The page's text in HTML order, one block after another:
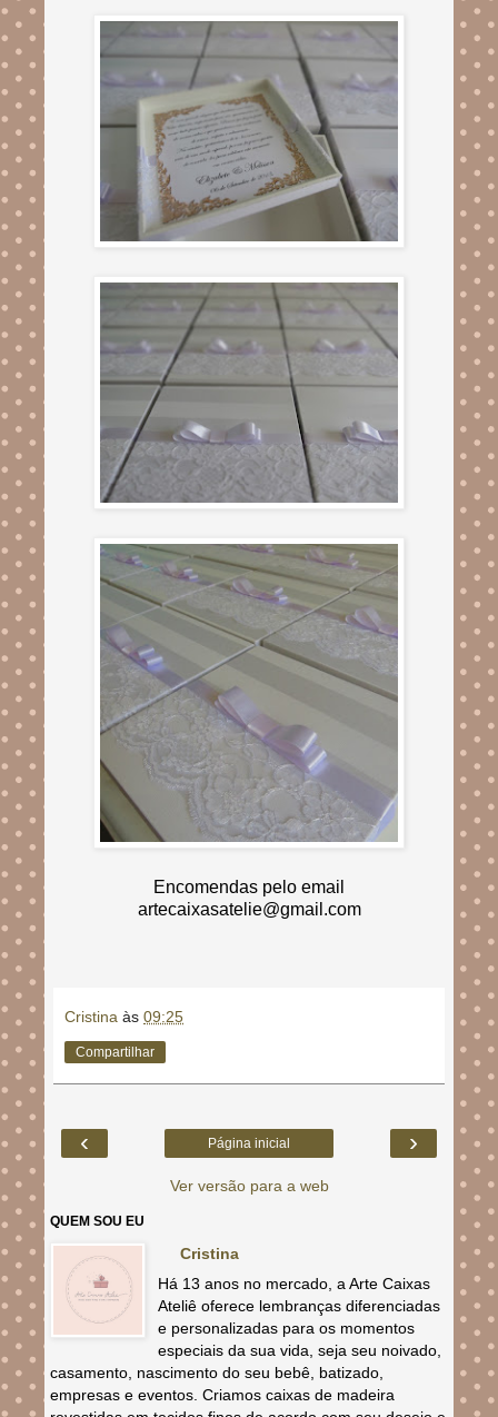
Encomendas pelo email
artecaixasatelie@gmail.com
Cristina às 09:25
Compartilhar
‹ ›
Página inicial
Ver versão para a web
QUEM SOU EU
Cristina
Há 13 anos no mercado, a Arte Caixas
Ateliê oferece lembranças diferenciadas
e personalizadas para os momentos
especiais da sua vida, seja seu noivado,
casamento, nascimento do seu bebê, batizado,
empresas e eventos. Criamos caixas de madeira